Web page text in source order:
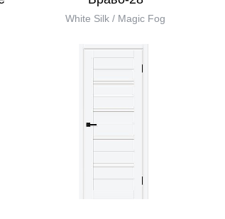
White Silk / Magic Fog